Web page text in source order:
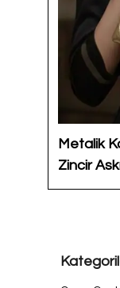
Metalik
Zincir
Clutch